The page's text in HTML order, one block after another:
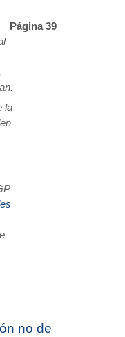
Página 39
la
no de